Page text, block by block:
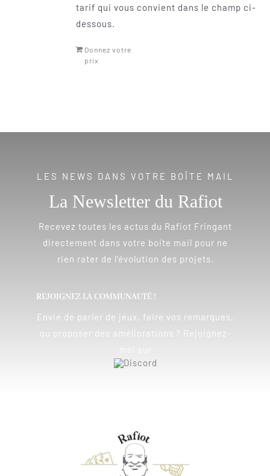
tarif qui vous convient dans le champ ci-
dessous.
Donnez votre
prix
LES NEWS DANS VOTRE BOÎTE MAIL
La Newsletter du Rafiot
Recevez toutes les actus du Rafiot Fringant
directement dans votre boite mail pour ne
rien rater de l’évolution des projets.
REJOIGNEZ LA COMMUNAUTÉ !
Envie de parler de jeux, faire vos remarques,
ou proposer des améliorations ? Rejoignez-